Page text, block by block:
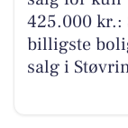
425.000 kr.:
billigste
salg i